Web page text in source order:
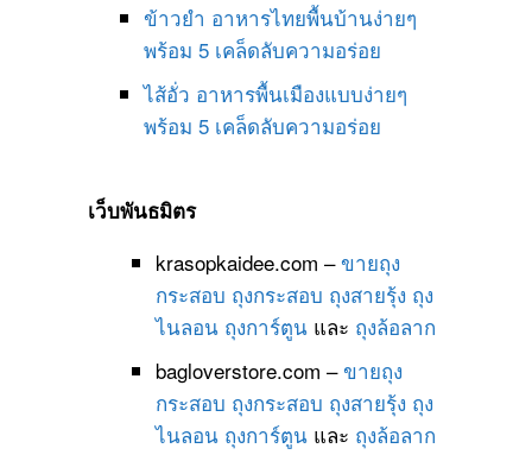
ข้าวยำ อาหารไทยพื้นบ้านง่ายๆ
พร้อม 5 เคล็ดลับความอร่อย
ไส้อั่ว อาหารพื้นเมืองแบบง่ายๆ
พร้อม 5 เคล็ดลับความอร่อย
เว็บพันธมิตร
krasopkaidee.com –ขายถุง
กระสอบ ถุงกระสอบ ถุงสายรุ้ง ถุง
ไนลอน ถุงการ์ตูนและ ถุงล้อลาก
bagloverstore.com –ขายถุง
กระสอบ ถุงกระสอบ ถุงสายรุ้ง ถุง
ไนลอน ถุงการ์ตูนและ ถุงล้อลาก